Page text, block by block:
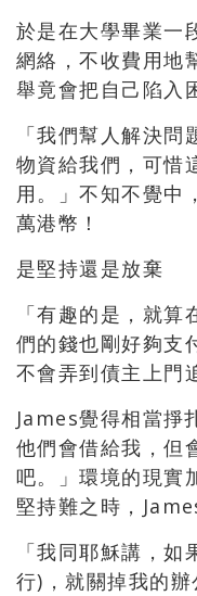
於是在大學畢業一
網絡，不收費用地
舉竟會把自己陷入
「我們幫人解決
物資給我們，可惜
用。」不知不覺中
萬港幣！
是堅持還是放棄
「有趣的是，就
們的錢也剛好夠支
不會弄到債主上門
James覺得相當掙
他們會借給我，但
吧。」環境的現實
堅持難之時，
「我同耶穌講，
行)，就關掉我的